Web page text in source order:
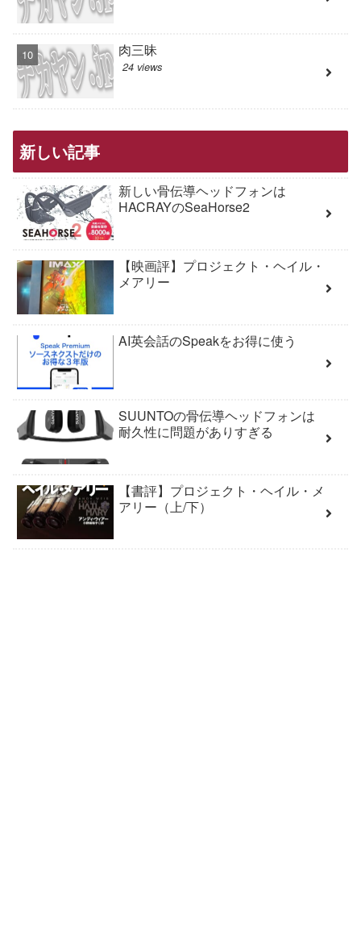
肉三昧
24 views
新しい記事
新しい骨伝導ヘッドフォンは
HACRAYのSeaHorse2
【映画評】プロジェクト・ヘイル・
メアリー
AI英会話のSpeakをお得に使う
SUUNTOの骨伝導ヘッドフォンは
耐久性に問題がありすぎる
【書評】プロジェクト・ヘイル・メ
アリー（上/下）